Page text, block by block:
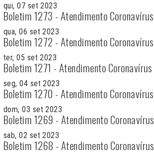
qui, 07 set 2023
Boletim 1273 - Atendimento Coronavírus
qua, 06 set 2023
Boletim 1272 - Atendimento Coronavírus
ter, 05 set 2023
Boletim 1271 - Atendimento Coronavírus
seg, 04 set 2023
Boletim 1270 - Atendimento Coronavírus
dom, 03 set 2023
Boletim 1269 - Atendimento Coronavírus
sab, 02 set 2023
Boletim 1268 - Atendimento Coronavírus